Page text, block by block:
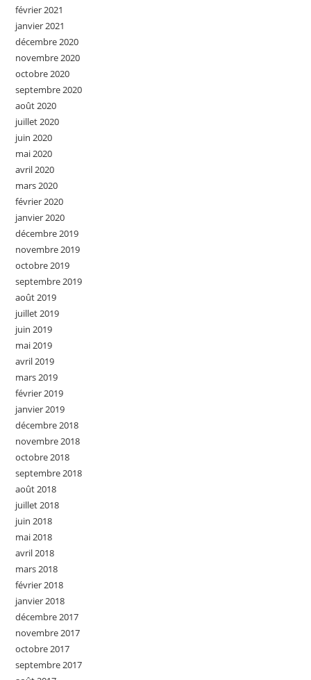
février 2021
janvier 2021
décembre 2020
novembre 2020
octobre 2020
septembre 2020
août 2020
juillet 2020
juin 2020
mai 2020
avril 2020
mars 2020
février 2020
janvier 2020
décembre 2019
novembre 2019
octobre 2019
septembre 2019
août 2019
juillet 2019
juin 2019
mai 2019
avril 2019
mars 2019
février 2019
janvier 2019
décembre 2018
novembre 2018
octobre 2018
septembre 2018
août 2018
juillet 2018
juin 2018
mai 2018
avril 2018
mars 2018
février 2018
janvier 2018
décembre 2017
novembre 2017
octobre 2017
septembre 2017